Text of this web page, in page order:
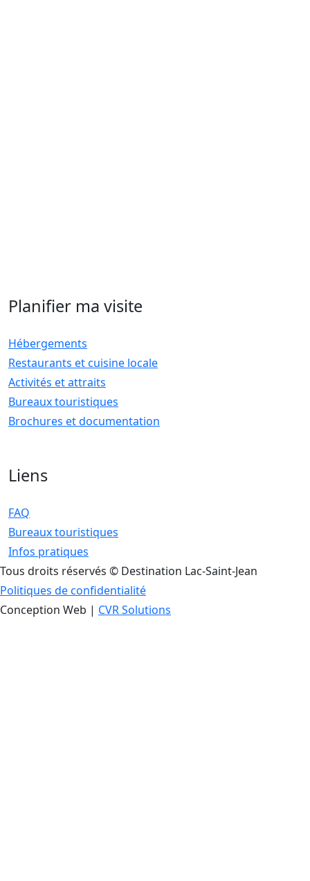
Planifier ma visite
Hébergements
Restaurants et cuisine locale
Activités et attraits
Bureaux touristiques
Brochures et documentation
Liens
FAQ
Bureaux touristiques
Infos pratiques
Tous droits réservés © Destination Lac-Saint-Jean
Politiques de confidentialité
Conception Web | CVR Solutions